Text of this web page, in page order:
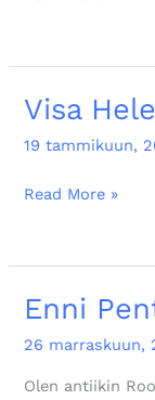
Visa
19 tammikuun,
Visa
Read More »
Enni
26 marraskuun,
Olen antiikin
Enni